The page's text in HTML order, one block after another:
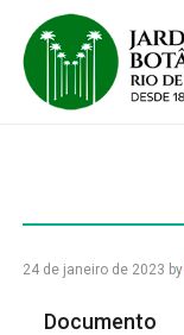
24 de janeiro de 2023 by
Documento